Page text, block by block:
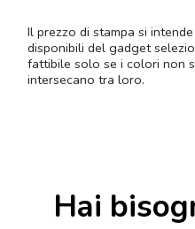
Il prezzo di stampa si
disponibili del gadget
fattibile solo se i colori non
intersecano tra loro.
Hai